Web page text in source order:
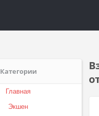
Категории
Главная
Экшен